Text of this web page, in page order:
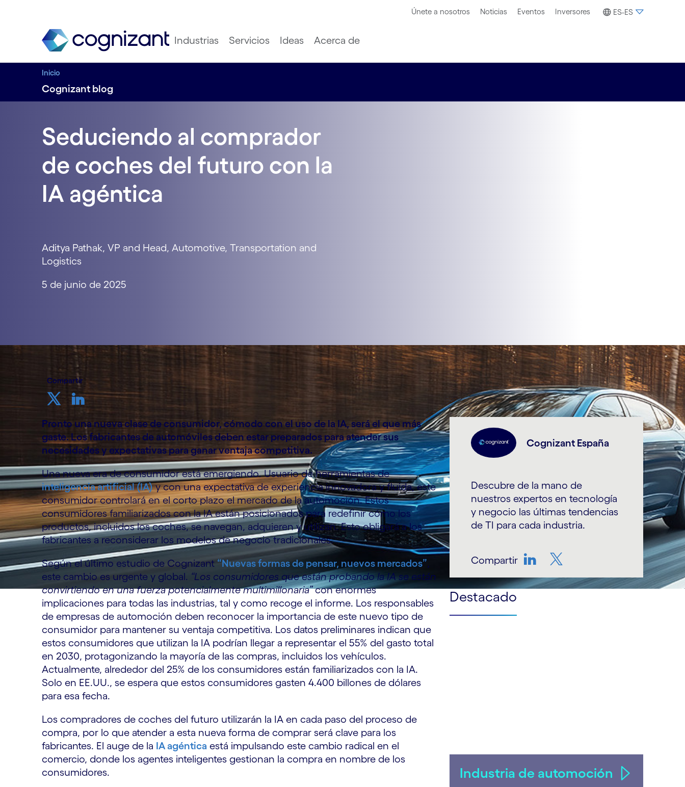
Únete a nosotros Noticias Eventos Inversores ES-ES
Industrias Servicios Ideas Acerca de
Inicio
Cognizant blog
Seduciendo al comprador
de coches del futuro con la
IA agéntica
Aditya Pathak, VP and Head, Automotive, Transportation and
Logistics
5 de junio de 2025
Compartir
Pronto una nueva clase de consumidor, cómodo con el uso de la IA, será el que más
gaste. Los fabricantes de automóviles deben estar preparados para atender sus
necesidades y expectativas para ganar ventaja competitiva.
Una nueva era de consumidor está emergiendo. Usuario de herramientas de
inteligencia artificial (IA)y con una expectativa de experiencia innovadora y fluida, este
consumidor controlará en el corto plazo el mercado de la automoción. Estos
consumidores familiarizados con la IA están posicionados para redefinir cómo los
productos, incluidos los coches, se navegan, adquieren y utilizan. Esto obligará a los
fabricantes a reconsiderar los modelos de negocio tradicionales.
Según el último estudio de Cognizant “Nuevas formas de pensar, nuevos mercados”,
este cambio es urgente y global. “Los consumidores que están probando la IA se están
convirtiendo en una fuerza potencialmente multimillonaria”con enormes
implicaciones para todas las industrias, tal y como recoge el informe. Los responsables
de empresas de automoción deben reconocer la importancia de este nuevo tipo de
consumidor para mantener su ventaja competitiva. Los datos preliminares indican que
estos consumidores que utilizan la IA podrían llegar a representar el 55% del gasto total
en 2030, protagonizando la mayoría de las compras, incluidos los vehículos.
Actualmente, alrededor del 25% de los consumidores están familiarizados con la IA.
Solo en EE.UU., se espera que estos consumidores gasten 4.400 billones de dólares
para esa fecha.
Los compradores de coches del futuro utilizarán la IA en cada paso del proceso de
compra, por lo que atender a esta nueva forma de comprar será clave para los
fabricantes. El auge de la IA agéntica está impulsando este cambio radical en el
comercio, donde los agentes inteligentes gestionan la compra en nombre de los
consumidores.
Cognizant España
Descubre de la mano de
nuestros expertos en tecnología
y negocio las últimas tendencias
de TI para cada industria.
Compartir
Destacado
Industria de automoción